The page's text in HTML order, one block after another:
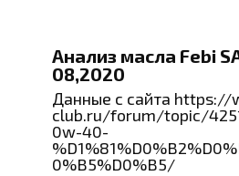
Анализ масла Febi
08,2020
Данные с сайта https://
club.ru/forum/topic/
0w-40-
0%B5%D0%B5/